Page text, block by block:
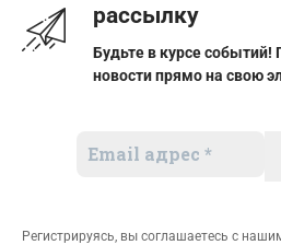
рассылку
Будьте в курсе событий!
новости прямо на свою
Регистрируясь, вы соглашаетесь с